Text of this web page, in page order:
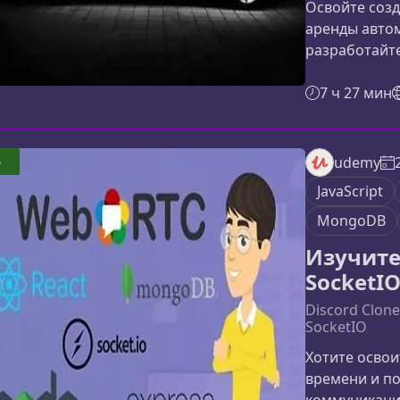
Освойте
аренды
разобрать
работать с
экосистеме
Redux,
7 ч 27 мин
udemy
JavaScript
MongoDB
Изучите
Discord
SocketIO
Хотите
времени и